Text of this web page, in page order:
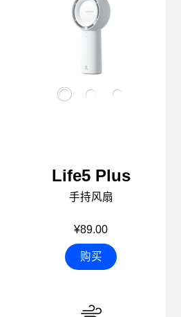
Life5 Plus
手持风扇
¥89.00
购买